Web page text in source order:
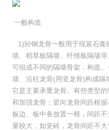
一般构造
1)轻钢龙骨一般用于现装石膏
墙、稻草板隔墙、纤维板隔墙
可组成不同的隔墙骨架．构造
墙、沿柱龙骨(用竖龙骨)构成隔
它是主要承重龙骨。有些类型
和加强龙骨；竖向龙骨间距根
板边、板中各放置一根，间距
量较大，如瓷砖，龙骨间距不